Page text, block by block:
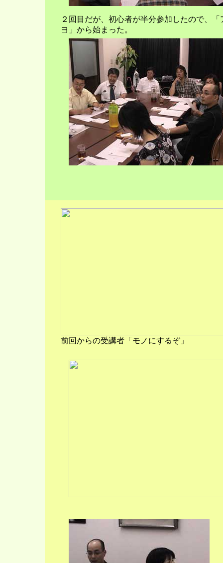
２回目だが、初心者が半分参加したので、「
ヨ」から始まった。
前回からの受講者「モノにするぞ」